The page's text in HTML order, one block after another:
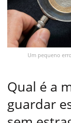
Um pequeno
Qual é a
guardar